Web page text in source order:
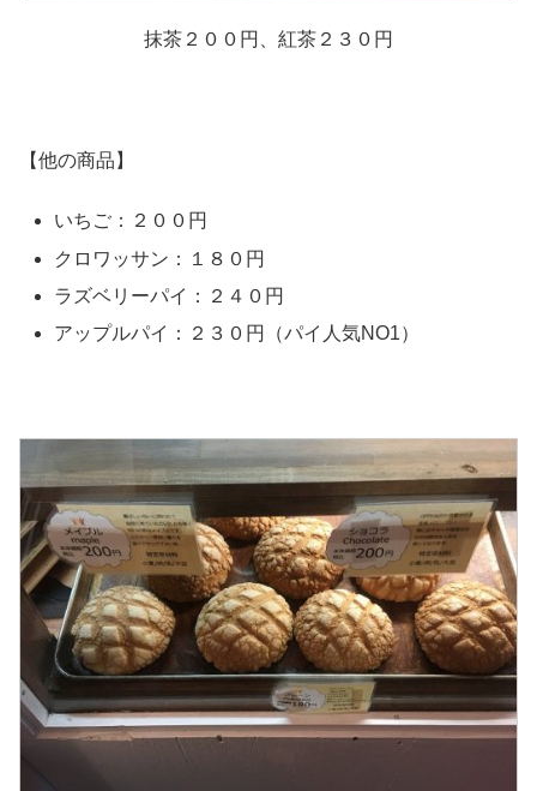
抹茶２００円、紅茶２３０円
【他の商品】
いちご：２００円
クロワッサン：１８０円
ラズベリーパイ：２４０円
アップルパイ：２３０円（パイ人気NO1）